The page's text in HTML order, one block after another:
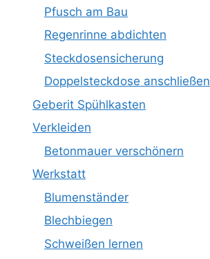
Pfusch am Bau
Regenrinne abdichten
Steckdosensicherung
Doppelsteckdose anschließen
Geberit Spühlkasten
Verkleiden
Betonmauer verschönern
Werkstatt
Blumenständer
Blechbiegen
Schweißen lernen